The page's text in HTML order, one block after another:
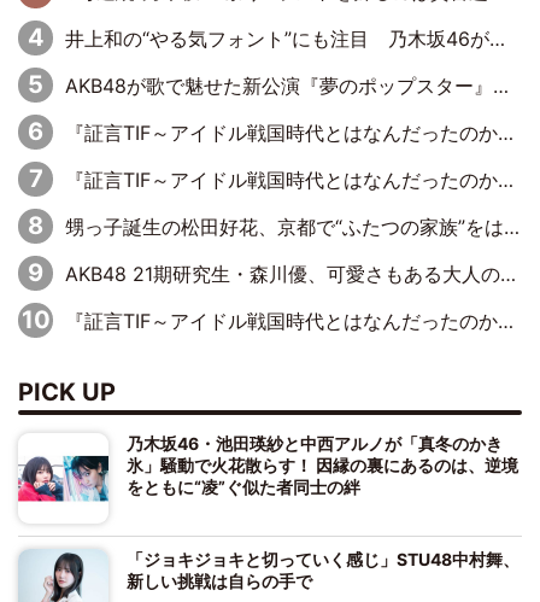
井上和の“やる気フォント”にも注目 乃木坂46が挑んだ書道パフォーマンスの舞台裏
AKB48が歌で魅せた新公演『夢のポップスター』 初日から全身全霊のステージ
『証言TIF～アイドル戦国時代とはなんだったのか～』第6回：でんぱ組.inc・古川未鈴×相沢梨紗「『ハロプロやりたかったな』って言ったら、夢眠ねむさんに『てめえはでんぱ組．incなんだよ！』って肩パンされて(笑)」
『証言TIF～アイドル戦国時代とはなんだったのか～』第11回：私立恵比寿中学・真山りか×安本彩花「TIFで10年ぶりのキョンシーメイクをしたら、場を完全に引かせてしまって。時代が変わったんだなって」
甥っ子誕生の松田好花、京都で“ふたつの家族”をはしご！ “母”黒谷友香に見送られ、“父”松岡昌宏とはハシゴ酒
AKB48 21期研究生・森川優、可愛さもある大人の女性に
『証言TIF～アイドル戦国時代とはなんだったのか～』第10回：さくら学院・武藤彩未×飯田らうら「正直、中3で辞めるというのを信じてなくて。そう言われてはいたけど、嘘でしょって」
PICK UP
乃木坂46・池田瑛紗と中西アルノが「真冬のかき
氷」騒動で火花散らす！ 因縁の裏にあるのは、逆境
をともに“凌”ぐ似た者同士の絆
「ジョキジョキと切っていく感じ」STU48中村舞、
新しい挑戦は自らの手で